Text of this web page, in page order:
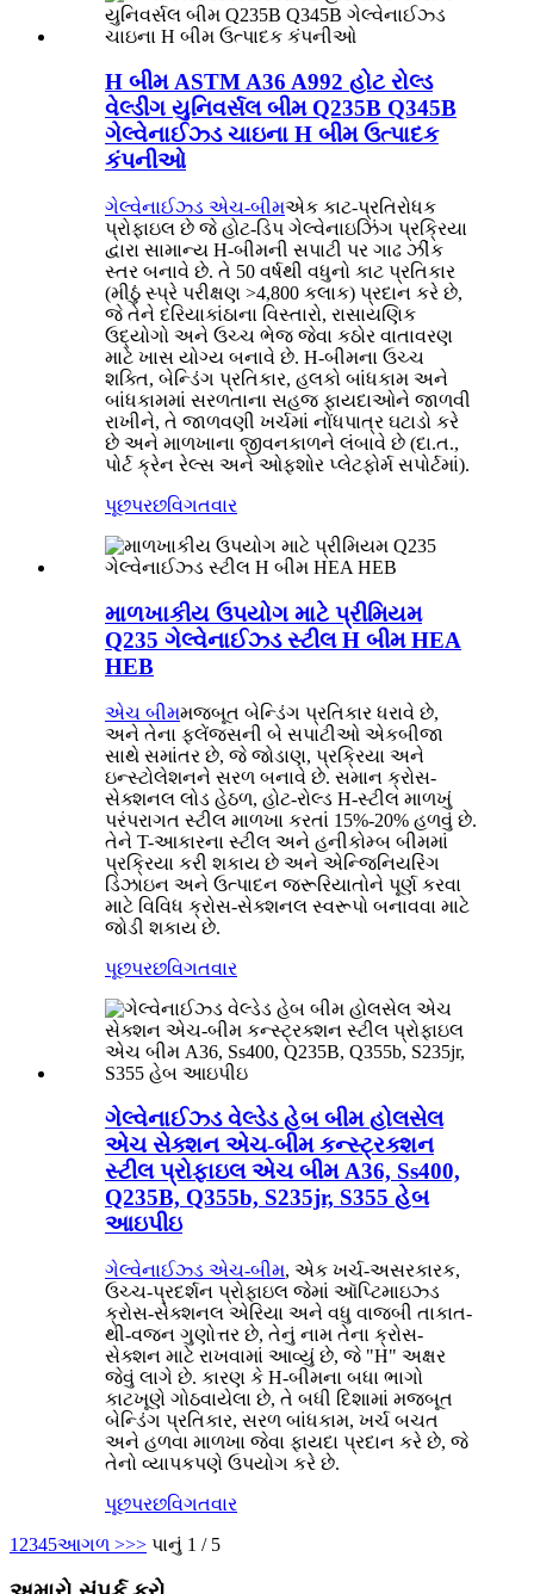
H બીમ ASTM A36 A992 હોટ રોલ્ડ
વેલ્ડીંગ યુનિવર્સલ બીમ Q235B Q345B
ગેલ્વેનાઈઝ્ડ ચાઇના H બીમ ઉત્પાદક
કંપનીઓ
ગેલ્વેનાઈઝ્ડ એચ-બીમએક કાટ-પ્રતિરોધક
પ્રોફાઇલ છે જે હોટ-ડિપ ગેલ્વેનાઇઝિંગ પ્રક્રિયા
દ્વારા સામાન્ય H-બીમની સપાટી પર ગાઢ ઝીંક
સ્તર બનાવે છે. તે 50 વર્ષથી વધુનો કાટ પ્રતિકાર
(મીઠું સ્પ્રે પરીક્ષણ >4,800 કલાક) પ્રદાન કરે છે,
જે તેને દરિયાકાંઠાના વિસ્તારો, રાસાયણિક
ઉદ્યોગો અને ઉચ્ચ ભેજ જેવા કઠોર વાતાવરણ
માટે ખાસ યોગ્ય બનાવે છે. H-બીમના ઉચ્ચ
શક્તિ, બેન્ડિંગ પ્રતિકાર, હલકો બાંધકામ અને
બાંધકામમાં સરળતાના સહજ ફાયદાઓને જાળવી
રાખીને, તે જાળવણી ખર્ચમાં નોંધપાત્ર ઘટાડો કરે
છે અને માળખાના જીવનકાળને લંબાવે છે (દા.ત.,
પોર્ટ ક્રેન રેલ્સ અને ઓફશોર પ્લેટફોર્મ સપોર્ટમાં).
પૂછપરછવિગતવાર
માળખાકીય ઉપયોગ માટે પ્રીમિયમ
Q235 ગેલ્વેનાઈઝ્ડ સ્ટીલ H બીમ HEA
HEB
એચ બીમમજબૂત બેન્ડિંગ પ્રતિકાર ધરાવે છે,
અને તેના ફ્લેંજ્સની બે સપાટીઓ એકબીજા
સાથે સમાંતર છે, જે જોડાણ, પ્રક્રિયા અને
ઇન્સ્ટોલેશનને સરળ બનાવે છે. સમાન ક્રોસ-
સેક્શનલ લોડ હેઠળ, હોટ-રોલ્ડ H-સ્ટીલ માળખું
પરંપરાગત સ્ટીલ માળખા કરતાં 15%-20% હળવું છે.
તેને T-આકારના સ્ટીલ અને હનીકોમ્બ બીમમાં
પ્રક્રિયા કરી શકાય છે અને એન્જિનિયરિંગ
ડિઝાઇન અને ઉત્પાદન જરૂરિયાતોને પૂર્ણ કરવા
માટે વિવિધ ક્રોસ-સેક્શનલ સ્વરૂપો બનાવવા માટે
જોડી શકાય છે.
પૂછપરછવિગતવાર
ગેલ્વેનાઈઝ્ડ વેલ્ડેડ હેબ બીમ હોલસેલ
એચ સેક્શન એચ-બીમ કન્સ્ટ્રક્શન
સ્ટીલ પ્રોફાઇલ એચ બીમ A36, Ss400,
Q235B, Q355b, S235jr, S355 હેબ
આઇપીઇ
ગેલ્વેનાઈઝ્ડ એચ-બીમ, એક ખર્ચ-અસરકારક,
ઉચ્ચ-પ્રદર્શન પ્રોફાઇલ જેમાં ઑપ્ટિમાઇઝ્ડ
ક્રોસ-સેક્શનલ એરિયા અને વધુ વાજબી તાકાત-
થી-વજન ગુણોત્તર છે, તેનું નામ તેના ક્રોસ-
સેક્શન માટે રાખવામાં આવ્યું છે, જે "H" અક્ષર
જેવું લાગે છે. કારણ કે H-બીમના બધા ભાગો
કાટખૂણે ગોઠવાયેલા છે, તે બધી દિશામાં મજબૂત
બેન્ડિંગ પ્રતિકાર, સરળ બાંધકામ, ખર્ચ બચત
અને હળવા માળખા જેવા ફાયદા પ્રદાન કરે છે, જે
તેનો વ્યાપકપણે ઉપયોગ કરે છે.
પૂછપરછવિગતવાર
1 2345આગળ >>> પાનું 1 / 5